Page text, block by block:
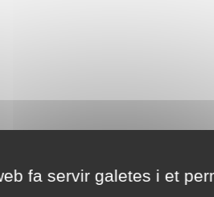
fa servir galetes i et